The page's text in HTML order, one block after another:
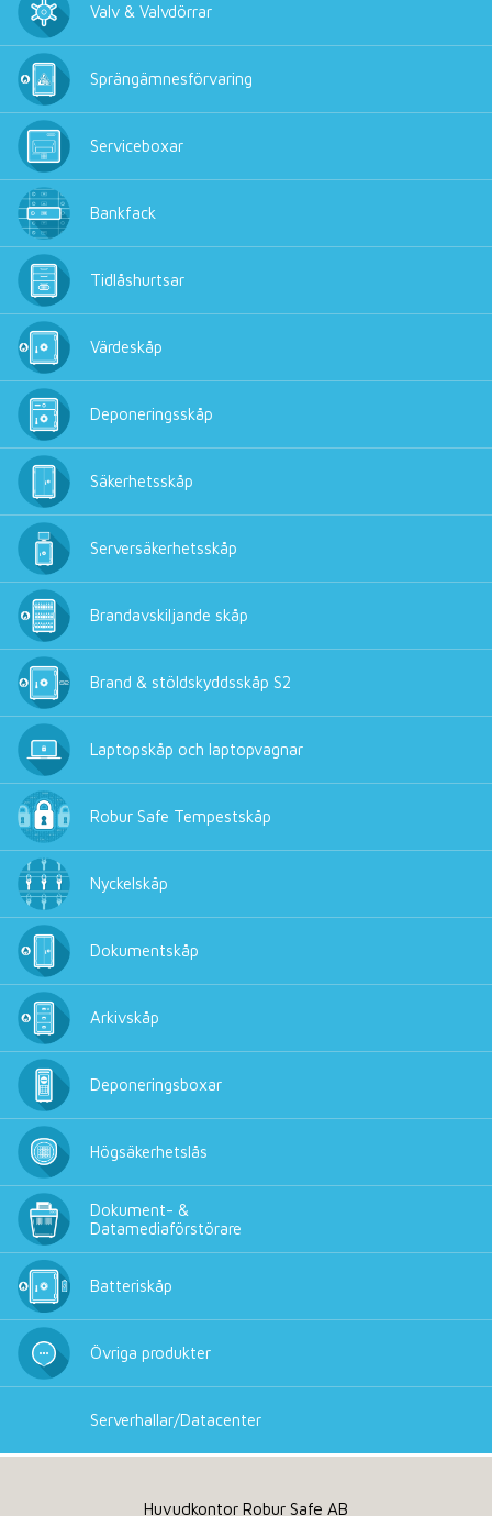
Valv & Valvdörrar
Sprängämnesförvaring
Serviceboxar
Bankfack
Tidlåshurtsar
Värdeskåp
Deponeringsskåp
Säkerhetsskåp
Serversäkerhetsskåp
Brandavskiljande skåp
Brand & stöldskyddsskåp S2
Laptopskåp och laptopvagnar
Robur Safe Tempestskåp
Nyckelskåp
Dokumentskåp
Arkivskåp
Deponeringsboxar
Högsäkerhetslås
Dokument- &
Datamediaförstörare
Batteriskåp
Övriga produkter
Serverhallar/Datacenter
Huvudkontor Robur Safe AB